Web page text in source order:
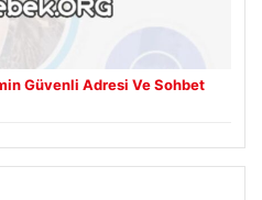
Güvenli Adresi Ve Sohbet